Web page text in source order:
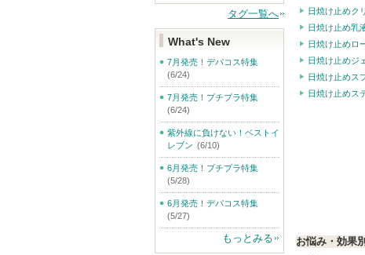
日焼け止めク
日焼け止め乳
日焼け止めロ
日焼け止めジ
日焼け止めス
日焼け止めス
お悩み・効果別
タグ一覧へ
What's New
7月発売！デパコス特集
(6/24)
7月発売！プチプラ特集
(6/24)
紫外線に負けない！ベストイ
レブン (6/10)
6月発売！プチプラ特集
(5/28)
6月発売！デパコス特集
(5/27)
もっとみる